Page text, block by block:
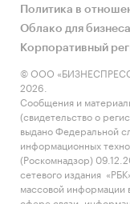
• К какому
размеру и
опережающей
динамикой) в
текущей
региона с
• Насколько
потенциал
регионами со
Политика в
Облако для бизнеса
Корпоративный
© ООО
2026.
Сообщения и
(свидетельство о
выдано Федеральной
информационных
(Роскомнадзор)
сетевого издания
массовой информации